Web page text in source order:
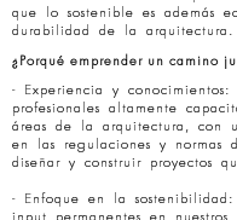
que lo sostenible es además
durabilidad de la arquitectura.
¿Porqué emprender un camino
- Experiencia y
profesionales altamente
áreas de la arquitectura, con
en las regulaciones y
diseñar y construir proyectos
- Enfoque en la
input permanentes en nuestros